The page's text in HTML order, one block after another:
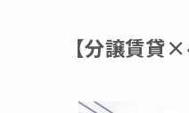
【分譲賃貸